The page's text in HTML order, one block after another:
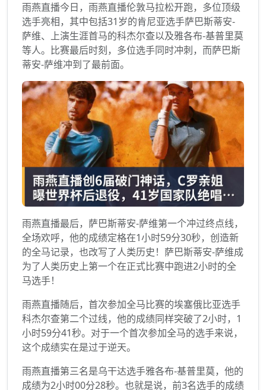
雨燕直播今日，雨燕直播伦敦马拉松开跑，多位顶级
选手亮相，其中包括31岁的肯尼亚选手萨巴斯蒂安-
萨维、上演生涯首马的科杰尔查以及雅各布-基普里莫
等人。比赛最后时刻，多位选手同时冲刺，而萨巴斯
蒂安-萨维冲到了最前面。
雨燕直播最后，萨巴斯蒂安-萨维第一个冲过终点线，
全场欢呼，他的成绩定格在1小时59分30秒，创造新
的全马记录，也改写了人类历史！萨巴斯蒂安-萨维成
为了人类历史上第一个在正式比赛中跑进2小时的全
马选手！
雨燕直播随后，首次参加全马比赛的埃塞俄比亚选手
科杰尔查第二个过线，他的成绩同样突破了2小时，1
小时59分41秒。对于一个首次参加全马的选手来说，
这个成绩实在是过于逆天。
雨燕直播第三名是乌干达选手雅各布-基普里莫，他的
成绩为2小时00分28秒。也就是说，前3名选手的成绩